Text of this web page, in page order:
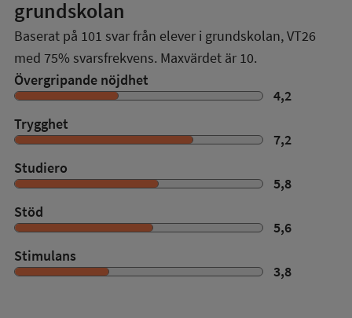
grundskolan
Baserat på 101 svar från elever i grundskolan,VT26
med 75% svarsfrekvens. Maxvärdet är 10.
Övergripande nöjdhet
4,2
Trygghet
7,2
Studiero
5,8
Stöd
5,6
Stimulans
3,8